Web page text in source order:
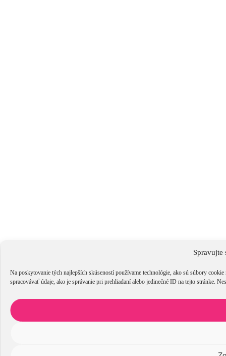
Spravujte
Na poskytovanie tých najlepších skúseností používame technológie, ako sú súbory
spracovávať údaje, ako je správanie pri prehliadaní alebo jedinečné ID na tejto stránke.